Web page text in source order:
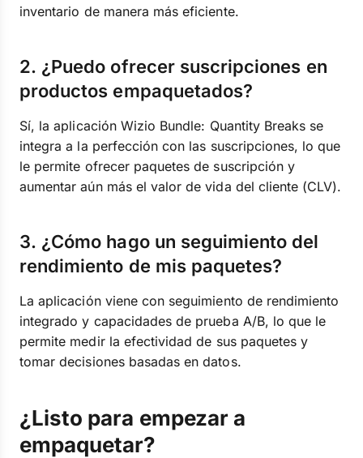
inventario de manera más eficiente.
2. ¿Puedo ofrecer suscripciones en
productos empaquetados?
Sí, la aplicación Wizio Bundle: Quantity Breaks se
integra a la perfección con las suscripciones, lo que
le permite ofrecer paquetes de suscripción y
aumentar aún más el valor de vida del cliente (CLV).
3. ¿Cómo hago un seguimiento del
rendimiento de mis paquetes?
La aplicación viene con seguimiento de rendimiento
integrado y capacidades de prueba A/B, lo que le
permite medir la efectividad de sus paquetes y
tomar decisiones basadas en datos.
¿Listo para empezar a
empaquetar?